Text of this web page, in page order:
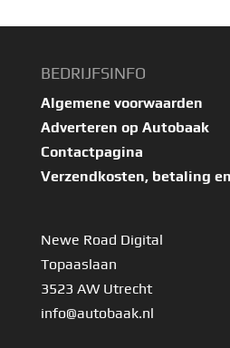
BEDRIJFSINFO
Algemene voorwaarden
Adverteren op Autobaak
Contactpagina
Verzendkosten, betaling
Newe Road Digital
Topaaslaan
3523 AW Utrecht
info@autobaak.nl